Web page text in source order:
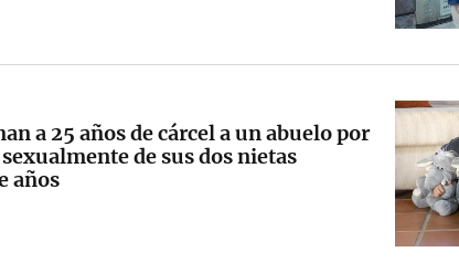
a 25 años de cárcel a un abuelo por
de sus dos nietas
años